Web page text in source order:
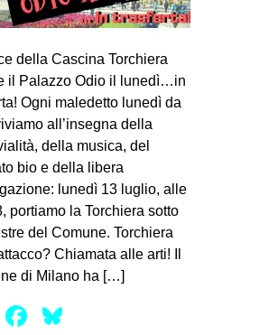
MILANO
SPAZI
SPORT POPOLARE
MOVIMENTI
AMBIENTE
ANTIFASCISMO
DIRITTO ALL’ABITARE
PRECARIATO
della Cascina Torchiera
il Palazzo Odio il lunedì…in
Ogni maledetto lunedì da
all’insegna della
della musica, del
bio e della libera
lunedì 13 luglio, alle
portiamo la Torchiera sotto
del Comune. Torchiera
Chiamata alle arti! Il
di Milano ha […]
Mastodon
Facebook